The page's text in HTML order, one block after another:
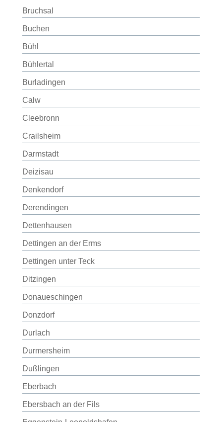
Bruchsal
Buchen
Bühl
Bühlertal
Burladingen
Calw
Cleebronn
Crailsheim
Darmstadt
Deizisau
Denkendorf
Derendingen
Dettenhausen
Dettingen an der Erms
Dettingen unter Teck
Ditzingen
Donaueschingen
Donzdorf
Durlach
Durmersheim
Dußlingen
Eberbach
Ebersbach an der Fils